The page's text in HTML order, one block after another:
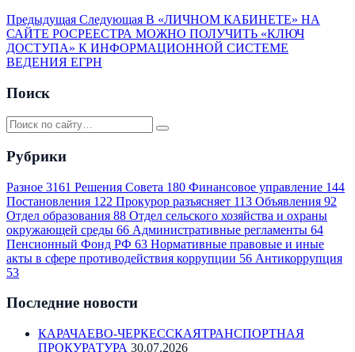
Предыдущая Следующая В «ЛИЧНОМ КАБИНЕТЕ» НА
САЙТЕ РОСРЕЕСТРА МОЖНО ПОЛУЧИТЬ «КЛЮЧ
ДОСТУПА» К ИНФОРМАЦИОННОЙ СИСТЕМЕ
ВЕДЕНИЯ ЕГРН
Поиск
Рубрики
Разное 3161 Решения Совета 180 Финансовое управление 144
Постановления 122 Прокурор разъясняет 113 Объявления 92
Отдел образования 88 Отдел сельского хозяйства и охраны
окружающей среды 66 Административные регламенты 64
Пенсионный Фонд РФ 63 Нормативные правовые и иные
акты в сфере противодействия коррупции 56 Антикоррупция
53
Последние новости
КАРАЧАЕВО-ЧЕРКЕССКАЯТРАНСПОРТНАЯ
ПРОКУРАТУРА 30.07.2026